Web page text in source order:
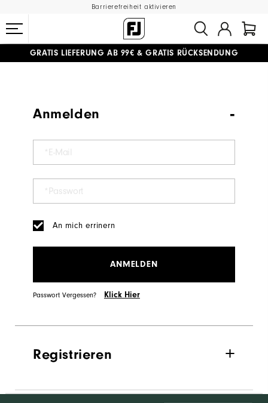
Barrierefreiheit aktivieren
GRATIS LIEFERUNG AB 99€ &GRATIS RÜCKSENDUNG
Anmelden
An mich errinern
ANMELDEN
Passwort Vergessen? Klick Hier
Registrieren